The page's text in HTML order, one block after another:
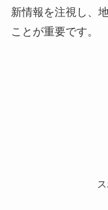
新情報を注視し、
ことが重要です。